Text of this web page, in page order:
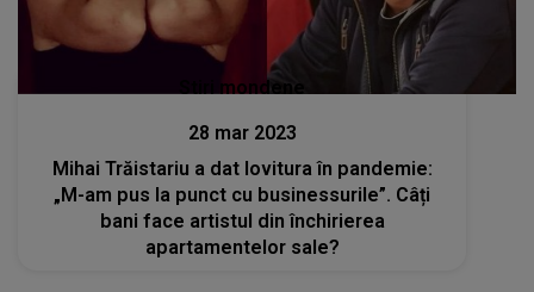
Stiri mondene
28 mar 2023
Mihai Trăistariu a dat lovitura în pandemie:
„M-am pus la punct cu businessurile”. Câți
bani face artistul din închirierea
apartamentelor sale?